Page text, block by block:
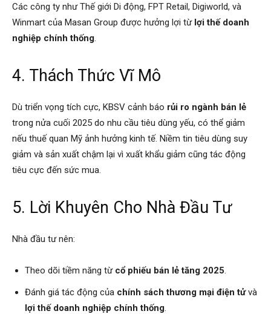
Các công ty như Thế giới Di động, FPT Retail, Digiworld, và
Winmart của Masan Group được hưởng lợi từ lợi thế doanh
nghiệp chính thống
4. Thách Thức Vĩ Mô
Dù triển vọng tích cực, KBSV cảnh báo rủi ro ngành bán lẻ
trong nửa cuối 2025 do nhu cầu tiêu dùng yếu, có thể giảm
nếu thuế quan Mỹ ảnh hưởng kinh tế. Niềm tin tiêu dùng suy
giảm và sản xuất chậm lại vì xuất khẩu giảm cũng tác động
tiêu cực đến sức mua.
5. Lời Khuyên Cho Nhà Đầu Tư
Nhà đầu tư nên:
Theo dõi tiềm năng từ cổ phiếu bán lẻ tăng 2025
Đánh giá tác động của chính sách thương mại điện tửvà
lợi thế doanh nghiệp chính thống